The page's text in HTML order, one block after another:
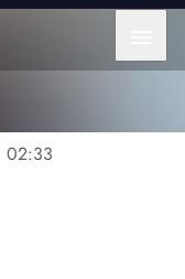
02:33